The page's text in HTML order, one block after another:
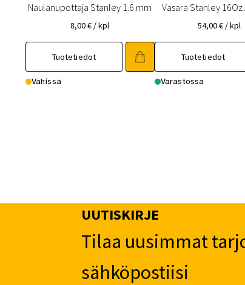
Naulanupottaja Stanley 1.6 mm
8,00€ / kpl
Tuotetiedot
Vähissä
Vasara Stanley
54,00€ / kpl
Tuotetiedot
Varastossa
UUTISKIRJE
Tilaa uusimmat
sähköpostiisi